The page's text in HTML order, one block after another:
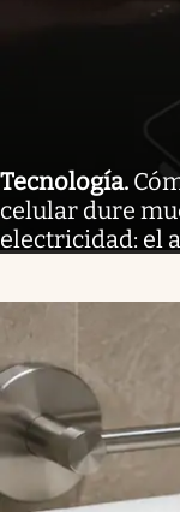
Tecnología.
celular dure
electricidad: el